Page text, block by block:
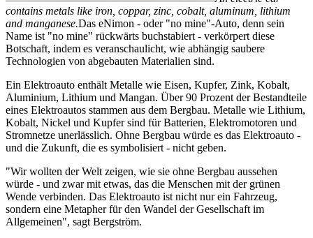
contains metals like iron, coppar, zinc, cobalt, aluminum, lithium
and manganese.Das eNimon - oder "no mine"-Auto, denn sein
Name ist "no mine" rückwärts buchstabiert - verkörpert diese
Botschaft, indem es veranschaulicht, wie abhängig saubere
Technologien von abgebauten Materialien sind.
Ein Elektroauto enthält Metalle wie Eisen, Kupfer, Zink, Kobalt,
Aluminium, Lithium und Mangan. Über 90 Prozent der Bestandteile
eines Elektroautos stammen aus dem Bergbau. Metalle wie Lithium,
Kobalt, Nickel und Kupfer sind für Batterien, Elektromotoren und
Stromnetze unerlässlich. Ohne Bergbau würde es das Elektroauto -
und die Zukunft, die es symbolisiert - nicht geben.
"Wir wollten der Welt zeigen, wie sie ohne Bergbau aussehen
würde - und zwar mit etwas, das die Menschen mit der grünen
Wende verbinden. Das Elektroauto ist nicht nur ein Fahrzeug,
sondern eine Metapher für den Wandel der Gesellschaft im
Allgemeinen", sagt Bergström.